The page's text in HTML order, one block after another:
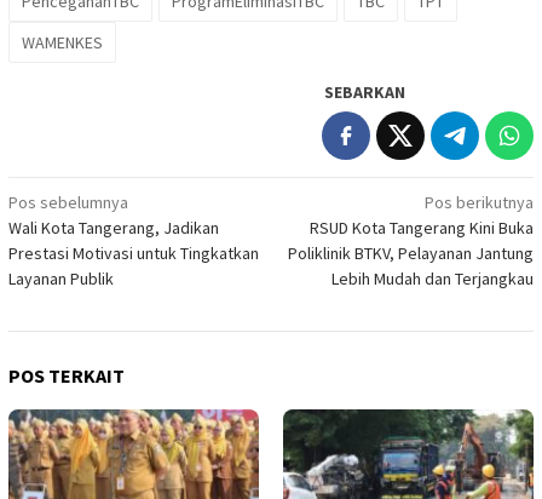
WAMENKES
SEBARKAN
Navigasi
pos
Pos sebelumnya
Wali Kota Tangerang, Jadikan
Prestasi Motivasi untuk Tingkatkan
Layanan Publik
Pos berikutnya
RSUD Kota Tangerang Kini Buka
Poliklinik BTKV, Pelayanan Jantung
Lebih Mudah dan Terjangkau
POS TERKAIT